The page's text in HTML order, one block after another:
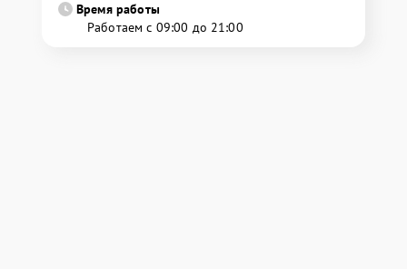
Время работы
Работаем с 09:00 до 21:00